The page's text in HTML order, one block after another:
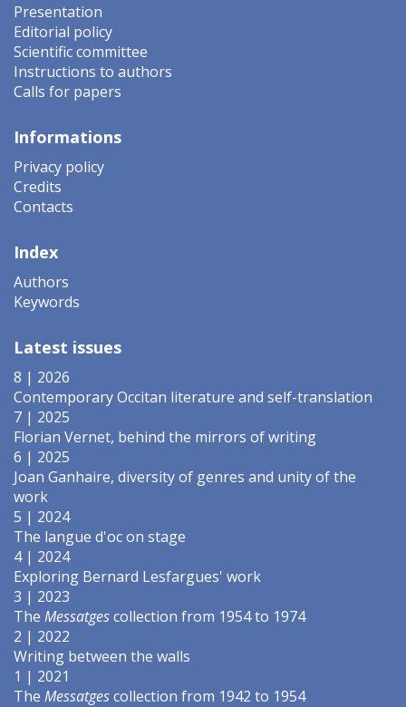
Presentation
Editorial policy
Scientific committee
Instructions to authors
Calls for papers
Informations
Privacy policy
Credits
Contacts
Index
Authors
Keywords
Latest issues
8 | 2026
Contemporary Occitan literature and self-translation
7 | 2025
Florian Vernet, behind the mirrors of writing
6 | 2025
Joan Ganhaire, diversity of genres and unity of the
work
5 | 2024
The langue d'oc on stage
4 | 2024
Exploring Bernard Lesfargues' work
3 | 2023
The Messatgescollection from 1954 to 1974
2 | 2022
Writing between the walls
1 | 2021
The Messatgescollection from 1942 to 1954